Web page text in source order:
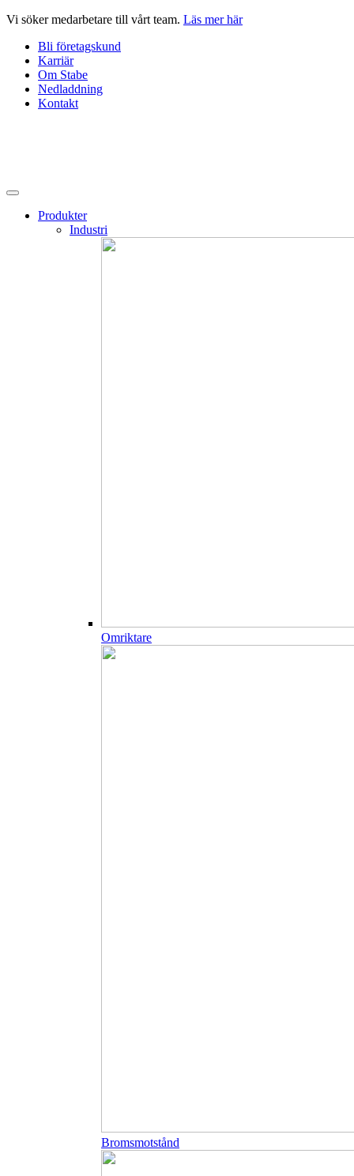
Hoppa
innehåll
Vi söker medarbetare till vårt team. Läs mer här
Bli företagskund
Karriär
Om Stabe
Nedladdning
Kontakt
Produkter
Industri
Omriktare
Bromsmotstånd